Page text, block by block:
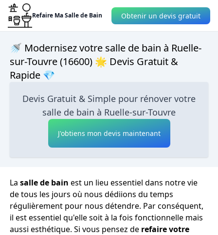
Refaire Ma Salle de Bain Obtenir un devis gratuit
🚿 Modernisez votre salle de bain à Ruelle-
sur-Touvre (16600) 🌟 Devis Gratuit &
Rapide 💎
Devis Gratuit & Simple pour rénover votre
salle de bain à Ruelle-sur-Touvre
J'obtiens mon devis maintenant
La salle de bain est un lieu essentiel dans notre vie
de tous les jours où nous dédiions du temps
régulièrement pour nous détendre. Par conséquent,
il est essentiel qu'elle soit à la fois fonctionnelle mais
aussi esthétique. Si vous pensez de refaire votre